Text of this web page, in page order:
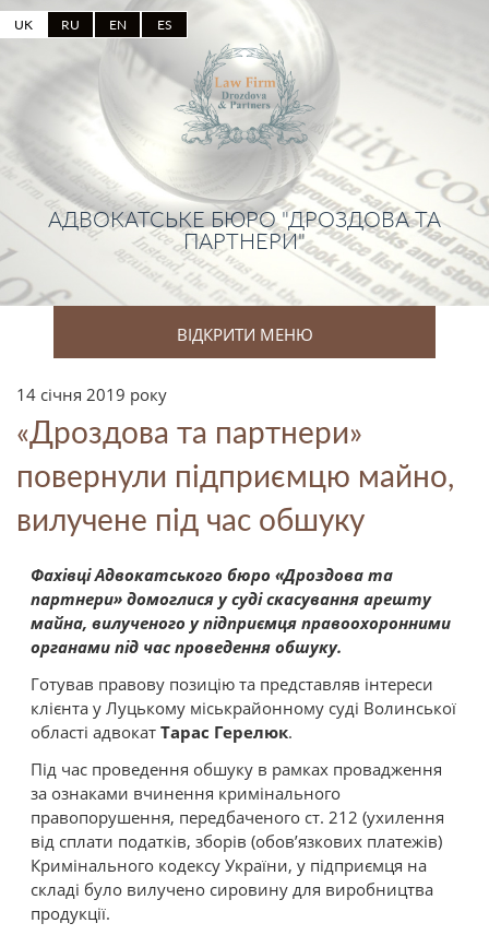
UK RU EN ES
АДВОКАТСЬКЕ БЮРО "ДРОЗДОВА ТА
ПАРТНЕРИ"
ВІДКРИТИ МЕНЮ
14 січня 2019 року
«Дроздова та партнери»
повернули підприємцю майно,
вилучене під час обшуку
Фахівці Адвокатського бюро «Дроздова та
партнери» домоглися у суді скасування арешту
майна, вилученого у підприємця правоохоронними
органами під час проведення обшуку.
Готував правову позицію та представляв інтереси
клієнта у Луцькому міськрайонному суді Волинської
області адвокат Тарас Герелюк.
Під час проведення обшуку в рамках провадження
за ознаками вчинення кримінального
правопорушення, передбаченого ст. 212 (ухилення
від сплати податків, зборів (обов’язкових платежів)
Кримінального кодексу України, у підприємця на
складі було вилучено сировину для виробництва
продукції.